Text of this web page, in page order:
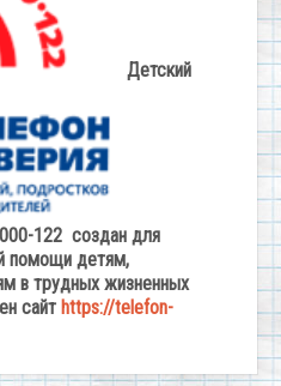
Детский
122 создан для
помощи детям,
в трудных жизненных
сайт https://telefon-